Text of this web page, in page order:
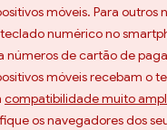
móveis. Para outros
numérico no
números de cartão de
móveis recebam o
compatibilidade muito
os navegadores dos